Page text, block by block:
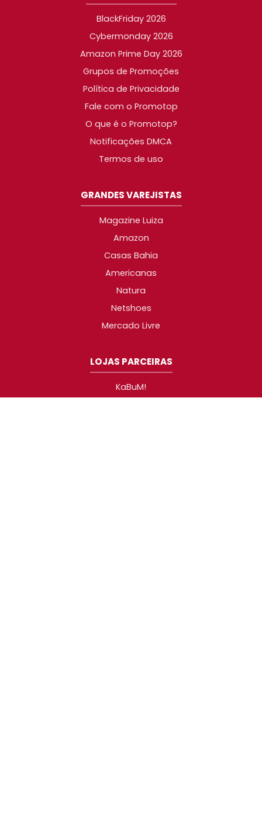
BlackFriday 2026
Cybermonday 2026
Amazon Prime Day 2026
Grupos de Promoções
Política de Privacidade
Fale com o Promotop
O que é o Promotop?
Notificações DMCA
Termos de uso
GRANDES VAREJISTAS
Magazine Luiza
Amazon
Casas Bahia
Americanas
Natura
Netshoes
Mercado Livre
LOJAS PARCEIRAS
KaBuM!